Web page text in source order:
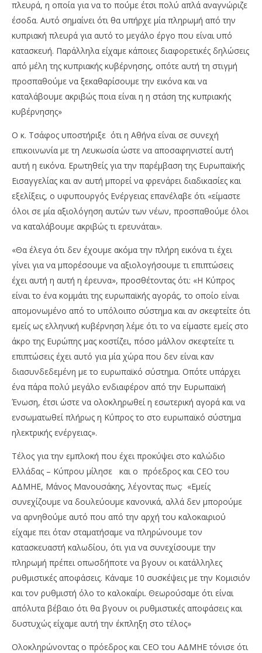
πλευρά, η οποία για να το πούμε έτσι πολύ απλά αναγνώριζε
έσοδα. Αυτό σημαίνει ότι θα υπήρχε μία πληρωμή από την
κυπριακή πλευρά για αυτό το μεγάλο έργο που είναι υπό
κατασκευή. Παράλληλα είχαμε κάποιες διαφορετικές δηλώσεις
από μέλη της κυπριακής κυβέρνησης, οπότε αυτή τη στιγμή
προσπαθούμε να ξεκαθαρίσουμε την εικόνα και να
καταλάβουμε ακριβώς ποια είναι η η στάση της κυπριακής
κυβέρνησης»
Ο κ. Τσάφος υποστήριξε ότι η Αθήνα είναι σε συνεχή
επικοινωνία με τη Λευκωσία ώστε να αποσαφηνιστεί αυτή
αυτή η εικόνα. Ερωτηθείς για την παρέμβαση της Ευρωπαϊκής
Εισαγγελίας και αν αυτή μπορεί να φρενάρει διαδικασίες και
εξελίξεις, ο υφυπουργός Ενέργειας επανέλαβε ότι «είμαστε
όλοι σε μία αξιολόγηση αυτών των νέων, προσπαθούμε όλοι
να καταλάβουμε ακριβώς τι ερευνάται».
«Θα έλεγα ότι δεν έχουμε ακόμα την πλήρη εικόνα τι έχει
γίνει για να μπορέσουμε να αξιολογήσουμε τι επιπτώσεις
έχει αυτή η αυτή η έρευνα», προσθέτοντας ότι: «Η Κύπρος
είναι το ένα κομμάτι της ευρωπαϊκής αγοράς, το οποίο είναι
απομονωμένο από το υπόλοιπο σύστημα και αν σκεφτείτε ότι
εμείς ως ελληνική κυβέρνηση λέμε ότι το να είμαστε εμείς στο
άκρο της Ευρώπης μας κοστίζει, πόσο μάλλον σκεφτείτε τι
επιπτώσεις έχει αυτό για μία χώρα που δεν είναι καν
διασυνδεδεμένη με το ευρωπαϊκό σύστημα. Οπότε υπάρχει
ένα πάρα πολύ μεγάλο ενδιαφέρον από την Ευρωπαϊκή
Ένωση, έτσι ώστε να ολοκληρωθεί η εσωτερική αγορά και να
ενσωματωθεί πλήρως η Κύπρος το στο ευρωπαϊκό σύστημα
ηλεκτρικής ενέργειας».
Τέλος για την εμπλοκή που έχει προκύψει στο καλώδιο
Ελλάδας – Κύπρου μίλησε και ο πρόεδρος και CEO του
ΑΔΜΗΕ, Μάνος Μανουσάκης, λέγοντας πως: «Εμείς
συνεχίζουμε να δουλεύουμε κανονικά, αλλά δεν μπορούμε
να αρνηθούμε αυτό που από την αρχή του καλοκαιριού
είχαμε πει όταν σταματήσαμε να πληρώνουμε τον
κατασκευαστή καλωδίου, ότι για να συνεχίσουμε την
πληρωμή πρέπει οπωσδήποτε να βγουν οι κατάλληλες
ρυθμιστικές αποφάσεις. Κάναμε 10 συσκέψεις με την Κομισιόν
και τον ρυθμιστή όλο το καλοκαίρι. Θεωρούσαμε ότι είναι
απόλυτα βέβαιο ότι θα βγουν οι ρυθμιστικές αποφάσεις και
δυστυχώς είχαμε αυτή την έκπληξη στο τέλος»
Ολοκληρώνοντας ο πρόεδρος και CEO του ΑΔΜΗΕ τόνισε ότι